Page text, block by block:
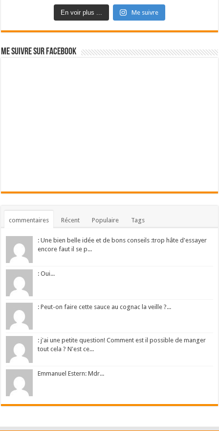
En voir plus ... Me suivre
Me suivre sur Facebook
commentaires Récent Populaire Tags
: Une bien belle idée et de bons conseils :trop hâte d'essayer
encore faut il se p...
: Oui...
: Peut-on faire cette sauce au cognac la veille ?...
: j'ai une petite question! Comment est il possible de manger
tout cela ? N'est ce...
Emmanuel Estern: Mdr...